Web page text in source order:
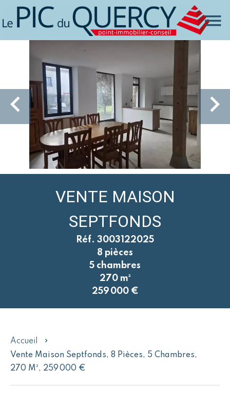
VENTE MAISON
SEPTFONDS
Réf. 3003122025
8 pièces
5 chambres
270 m²
259 000 €
Accueil
Vente Maison Septfonds, 8 Pièces, 5 Chambres,
270 M², 259 000 €